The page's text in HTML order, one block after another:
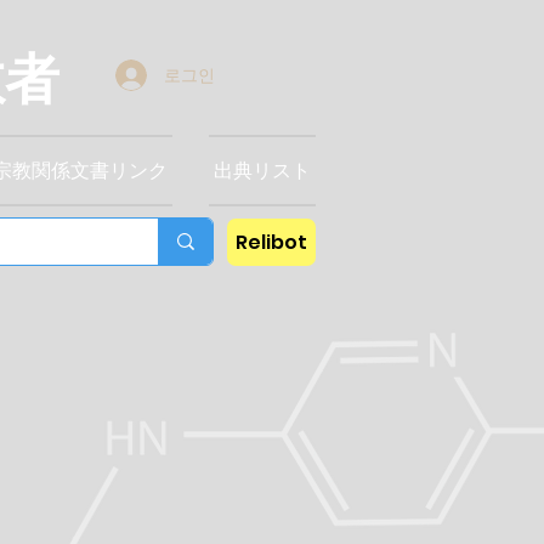
로그인
教関係文書リンク 出典リスト
Relibot